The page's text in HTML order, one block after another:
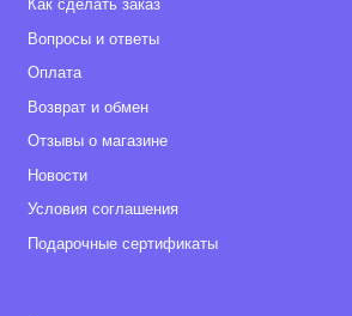
Как сделать заказ
Вопросы и ответы
Оплата
Возврат и обмен
Отзывы о магазине
Новости
Условия соглашения
Подарочные сертификаты